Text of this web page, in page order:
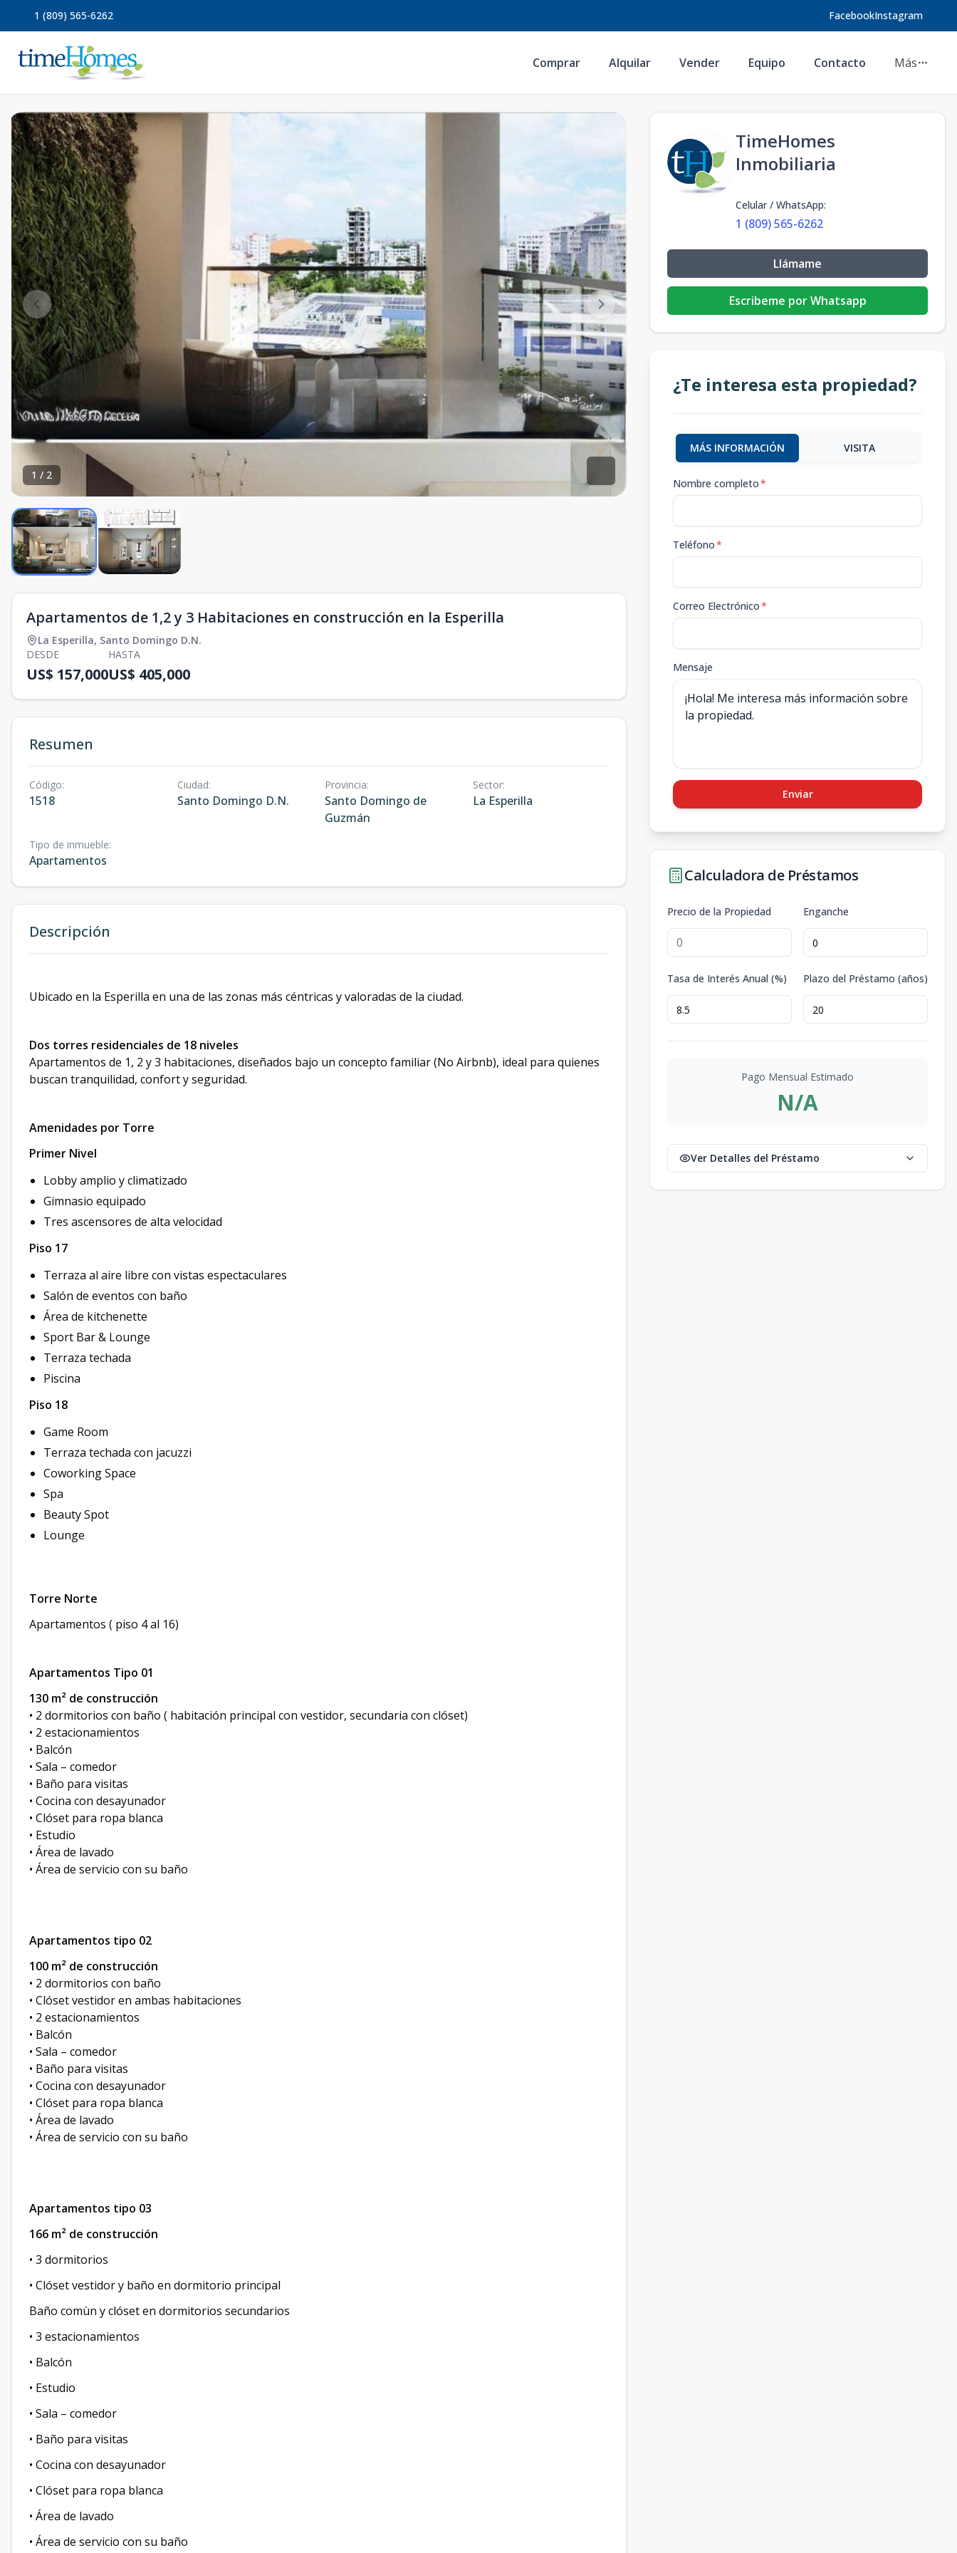
1 (809) 565-6262 FacebookInstagram
Comprar Alquilar Vender Equipo Contacto Más
1 / 2
Apartamentos de 1,2 y 3 Habitaciones en construcción en la Esperilla
La Esperilla, Santo Domingo D.N.
DESDE
US$ 157,000
HASTA
US$ 405,000
Resumen
Código:
1518
Ciudad:
Santo Domingo D.N.
Provincia:
Santo Domingo de
Guzmán
Sector:
La Esperilla
Tipo de inmueble:
Apartamentos
Descripción
Ubicado en la Esperilla en una de las zonas más céntricas y valoradas de la ciudad.
Dos torres residenciales de 18 niveles
Apartamentos de 1, 2 y 3 habitaciones, diseñados bajo un concepto familiar (No Airbnb), ideal para quienes
buscan tranquilidad, confort y seguridad.
Amenidades por Torre
Primer Nivel
Lobby amplio y climatizado
Gimnasio equipado
Tres ascensores de alta velocidad
Piso 17
Terraza al aire libre con vistas espectaculares
Salón de eventos con baño
Área de kitchenette
Sport Bar & Lounge
Terraza techada
Piscina
Piso 18
Game Room
Terraza techada con jacuzzi
Coworking Space
Spa
Beauty Spot
Lounge
Torre Norte
Apartamentos ( piso 4 al 16)
Apartamentos Tipo 01
130 m² de construcción
• 2 dormitorios con baño ( habitación principal con vestidor, secundaria con clóset)
• 2 estacionamientos
• Balcón
• Sala – comedor
• Baño para visitas
• Cocina con desayunador
• Clóset para ropa blanca
• Estudio
• Área de lavado
• Área de servicio con su baño
Apartamentos tipo 02
100 m² de construcción
• 2 dormitorios con baño
• Clóset vestidor en ambas habitaciones
• 2 estacionamientos
• Balcón
• Sala – comedor
• Baño para visitas
• Cocina con desayunador
• Clóset para ropa blanca
• Área de lavado
• Área de servicio con su baño
Apartamentos tipo 03
166 m² de construcción
• 3 dormitorios
• Clóset vestidor y baño en dormitorio principal
Baño comùn y clóset en dormitorios secundarios
• 3 estacionamientos
• Balcón
• Estudio
• Sala – comedor
• Baño para visitas
• Cocina con desayunador
• Clóset para ropa blanca
• Área de lavado
• Área de servicio con su baño
TimeHomes
Inmobiliaria
Celular / WhatsApp:
1 (809) 565-6262
Llámame
Escribeme por Whatsapp
¿Te interesa esta propiedad?
MÁS INFORMACIÓN VISITA
Nombre completo*
Teléfono*
Correo Electrónico*
Mensaje
Enviar
Calculadora de Préstamos
Precio de la Propiedad Enganche
Tasa de Interés Anual (%) Plazo del Préstamo (años)
Pago Mensual Estimado
N/A
Ver Detalles del Préstamo